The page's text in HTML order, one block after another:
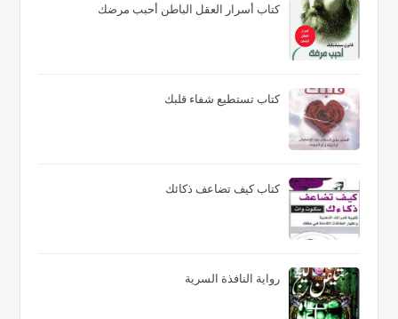
كتاب أسرار العقل الباطن أحبب مرضك
كتاب تستطيع شفاء قلبك
كتاب كيف تضاعف ذكائك
رواية النافذة السرية